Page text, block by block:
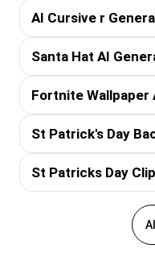
AI Cursive r
Santa Hat AI
Fortnite Wallpaper
St Patrick's Day
St Patricks Day